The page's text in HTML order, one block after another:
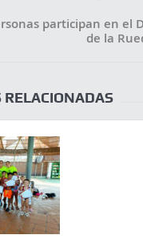
participan en el
de la
RELACIONADAS